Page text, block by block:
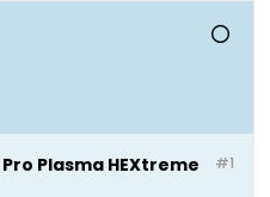
#1
Pro Plasma HEXtreme